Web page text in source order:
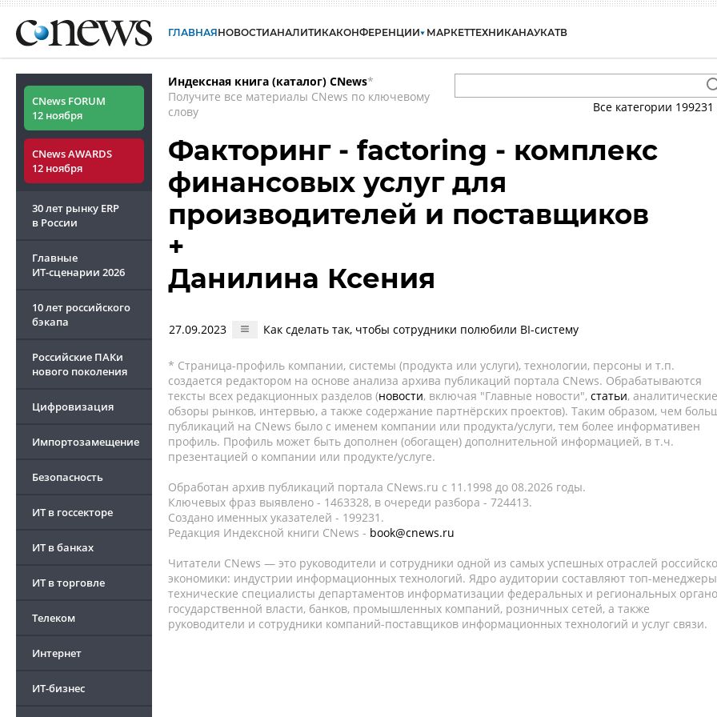
ГЛАВНАЯНОВОСТИАНАЛИТИКАКОНФЕРЕНЦИИ МАРКЕТТЕХНИКАНАУКАТВ
CNews FORUM
12 ноября
CNews AWARDS
12 ноября
30 лет рынку ERP
в России
Главные
ИТ-сценарии 2026
10 лет российского
бэкапа
Российские ПАКи
нового поколения
Цифровизация
Импортозамещение
Безопасность
ИТ в госсекторе
ИТ в банках
ИТ в торговле
Телеком
Интернет
ИТ-бизнес
Индексная книга (каталог) CNews*
Получите все материалы CNews по ключевому
слову
Все категории 199231
Факторинг - factoring - комплекс
финансовых услуг для
производителей и поставщиков
+
Данилина Ксения
27.09.2023 Как сделать так, чтобы сотрудники полюбили BI-систему
* Страница-профиль компании, системы (продукта или услуги), технологии, персоны и т.п.
создается редактором на основе анализа архива публикаций портала CNews. Обрабатываются
тексты всех редакционных разделов (новости, включая "Главные новости", статьи, аналитические
обзоры рынков, интервью, а также содержание партнёрских проектов). Таким образом, чем
публикаций на CNews было с именем компании или продукта/услуги, тем более информативен
профиль. Профиль может быть дополнен (обогащен) дополнительной информацией, в т.ч.
презентацией о компании или продукте/услуге.
Обработан архив публикаций портала CNews.ru c 11.1998 до 08.2026 годы.
Ключевых фраз выявлено - 1463328, в очереди разбора - 724413.
Создано именных указателей - 199231.
Редакция Индексной книги CNews - book@cnews.ru
Читатели CNews — это руководители и сотрудники одной из самых успешных отраслей
экономики: индустрии информационных технологий. Ядро аудитории составляют топ-
технические специалисты департаментов информатизации федеральных и региональных
государственной власти, банков, промышленных компаний, розничных сетей, а также
руководители и сотрудники компаний-поставщиков информационных технологий и услуг связи.